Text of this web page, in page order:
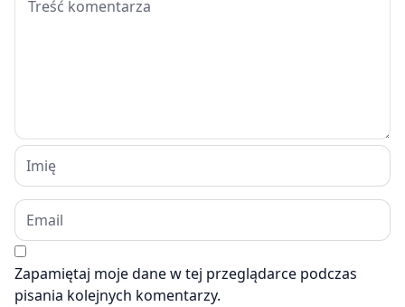
Zapamiętaj moje dane w tej przeglądarce podczas
pisania kolejnych komentarzy.